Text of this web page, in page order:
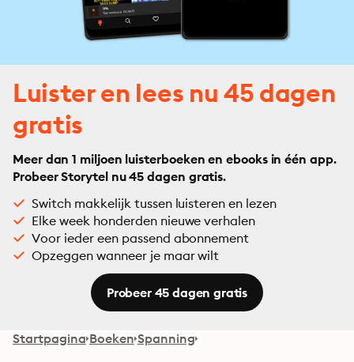
Luister en lees nu 45 dagen
gratis
Meer dan 1 miljoen luisterboeken en ebooks in één app.
Probeer Storytel nu 45 dagen gratis.
Switch makkelijk tussen luisteren en lezen
Elke week honderden nieuwe verhalen
Voor ieder een passend abonnement
Opzeggen wanneer je maar wilt
Probeer 45 dagen gratis
Startpagina Boeken Spanning